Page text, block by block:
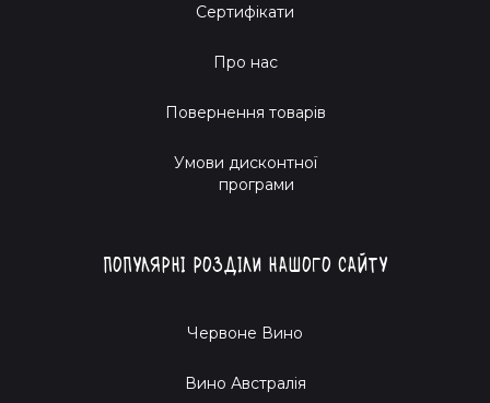
Сертифікати
Про нас
Повернення товарів
Умови дисконтної
програми
Популярні розділи нашого сайту
Червоне Вино
Вино Австралія